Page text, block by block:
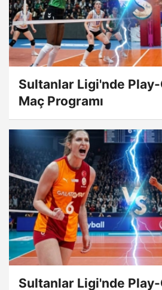
Sultanlar Ligi'nde Play-
Maç Programı
Sultanlar Ligi'nde